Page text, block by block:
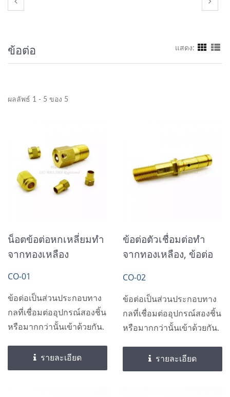
ข้อต่อ แสดง:
ผลลัพธ์ 1 - 5 ของ 5
น็อตข้อต่อหกเหลี่ยมทำ
จากทองเหลือง
CO-01
ข้อต่อเป็นส่วนประกอบทาง
กลที่เชื่อมต่ออุปกรณ์สองชิ้น
หรือมากกว่านั้นเข้าด้วยกัน.
รายละเอียด
ข้อต่อตัวเชื่อมต่อทำ
จากทองเหลือง, ข้อต่อ
CO-02
ข้อต่อเป็นส่วนประกอบทาง
กลที่เชื่อมต่ออุปกรณ์สองชิ้น
หรือมากกว่านั้นเข้าด้วยกัน.
รายละเอียด